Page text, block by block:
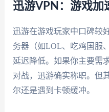
迅游VPN：游戏加
迅游在游戏玩家中口碑较
务器（如LOL、吃鸡国服
延迟降低。如果你主要需
对战，迅游确实称职。但
尔还是遇到卡顿缓冲。